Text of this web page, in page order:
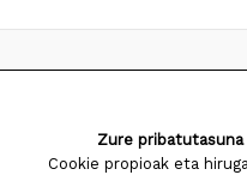
Diseinua eta
Zure
Cookie propioak eta